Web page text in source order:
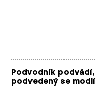
Podvodník podvádí,
podvedený se modlí